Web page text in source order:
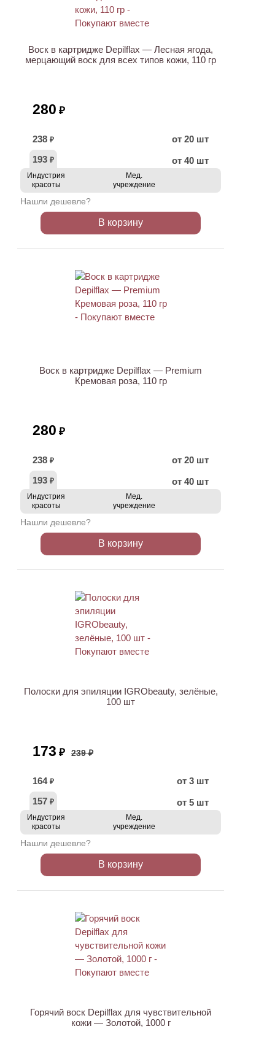
Воск в картридже Depilflax — Лесная ягода,
мерцающий воск для всех типов кожи, 110 гр
280 ₽
238 ₽
от 20 шт
193 ₽ от 40 шт
Индустрия
красоты
Мед.
учреждение
Нашли дешевле?
В корзину
Воск в картридже Depilflax — Premium
Кремовая роза, 110 гр
280 ₽
238 ₽
от 20 шт
193 ₽ от 40 шт
Индустрия
красоты
Мед.
учреждение
Нашли дешевле?
В корзину
Полоски для эпиляции IGRObeauty, зелёные,
100 шт
173 ₽ 239 ₽
164 ₽
от 3 шт
157 ₽ от 5 шт
Индустрия
красоты
Мед.
учреждение
Нашли дешевле?
В корзину
Горячий воск Depilflax для чувствительной
кожи — Золотой, 1000 г